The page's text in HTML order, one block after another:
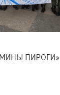
ПИРОГИ»